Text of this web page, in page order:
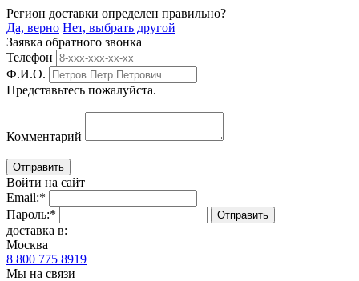
Регион доставки определен правильно?
Да, верно Нет, выбрать другой
Заявка обратного звонка
Телефон
Ф.И.О.
Представьтесь пожалуйста.
Комментарий
Войти на сайт
Email:*
Пароль:*
доставка в:
Москва
8 800 775 8919
Мы на связи